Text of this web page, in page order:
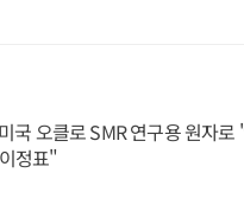
국 오클로 SMR 연구용 원자로
정표"